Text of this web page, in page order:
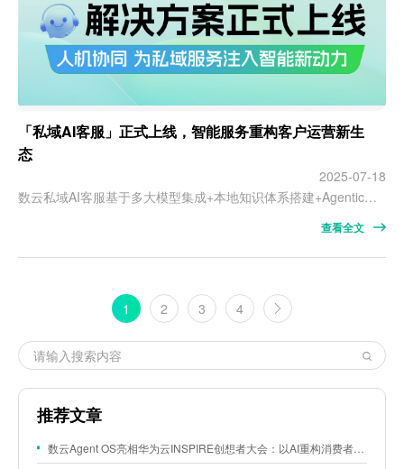
「私域AI客服」正式上线，智能服务重构客户运营新生
态
2025-07-18
数云私域AI客服基于多大模型集成+本地知识体系搭建+Agentic工作流等技术研发
查看全文
1 2 3 4
推荐文章
数云Agent OS亮相华为云INSPIRE创想者大会：以AI重构消费者运营与零售营销新范式